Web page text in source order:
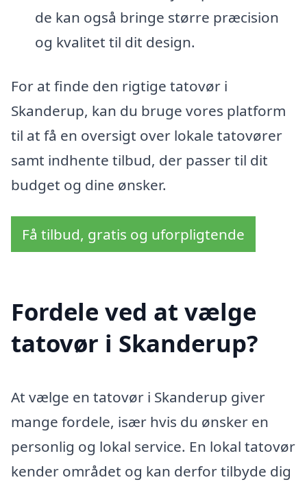
de kan også bringe større præcision
og kvalitet til dit design.
For at finde den rigtige tatovør i
Skanderup, kan du bruge vores platform
til at få en oversigt over lokale tatovører
samt indhente tilbud, der passer til dit
budget og dine ønsker.
Få tilbud, gratis og uforpligtende
Fordele ved at vælge
tatovør i Skanderup?
At vælge en tatovør i Skanderup giver
mange fordele, især hvis du ønsker en
personlig og lokal service. En lokal tatovør
kender området og kan derfor tilbyde dig